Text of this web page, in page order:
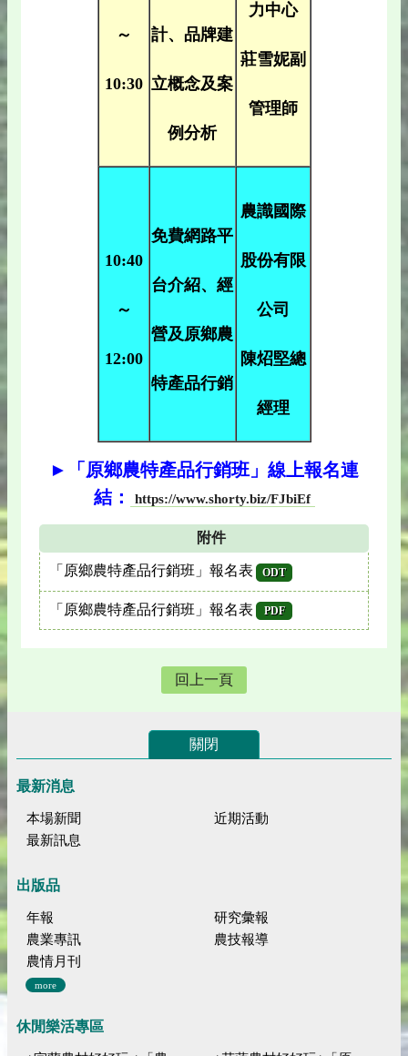
～
10:30
計、品牌建
立概念及案
例分析
力中心
莊雪妮副
管理師
10:40
～
12:00
免費網路平
台介紹、經
營及原鄉農
特產品行銷
農識國際
股份有限
公司
陳炤堅總
經理
►「原鄉農特產品行銷班」線上報名連
結：
https://www.shorty.biz/FJbiEf
附件
「原鄉農特產品行銷班」報名表 ODT
「原鄉農特產品行銷班」報名表 PDF
回上一頁
關閉
最新消息
本場新聞
近期活動
最新訊息
出版品
年報
研究彙報
農業專訊
農技報導
農情月刊
more
休閒樂活專區